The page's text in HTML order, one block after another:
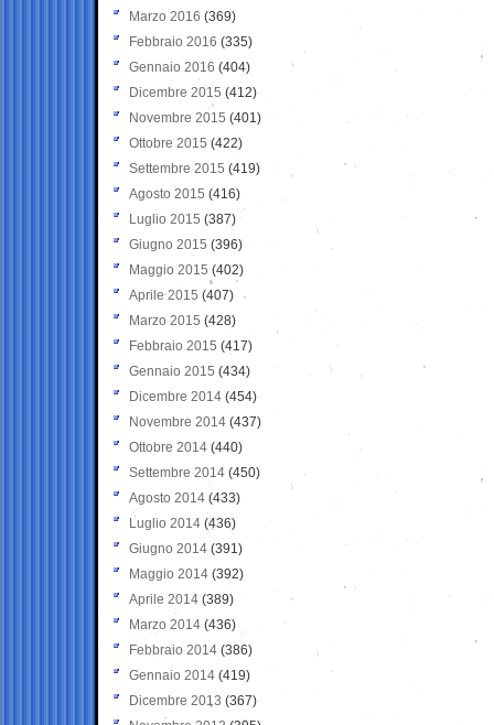
Marzo 2016 (369)
Febbraio 2016 (335)
Gennaio 2016 (404)
Dicembre 2015 (412)
Novembre 2015 (401)
Ottobre 2015 (422)
Settembre 2015 (419)
Agosto 2015 (416)
Luglio 2015 (387)
Giugno 2015 (396)
Maggio 2015 (402)
Aprile 2015 (407)
Marzo 2015 (428)
Febbraio 2015 (417)
Gennaio 2015 (434)
Dicembre 2014 (454)
Novembre 2014 (437)
Ottobre 2014 (440)
Settembre 2014 (450)
Agosto 2014 (433)
Luglio 2014 (436)
Giugno 2014 (391)
Maggio 2014 (392)
Aprile 2014 (389)
Marzo 2014 (436)
Febbraio 2014 (386)
Gennaio 2014 (419)
Dicembre 2013 (367)